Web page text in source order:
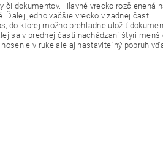
či dokumentov. Hlavné vrecko rozčlenená
Ďalej jedno väčšie vrecko v zadnej časti
do ktorej možno prehľadne uložiť
sa v prednej časti nachádzaní štyri
v ruke ale aj nastaviteľný popruh